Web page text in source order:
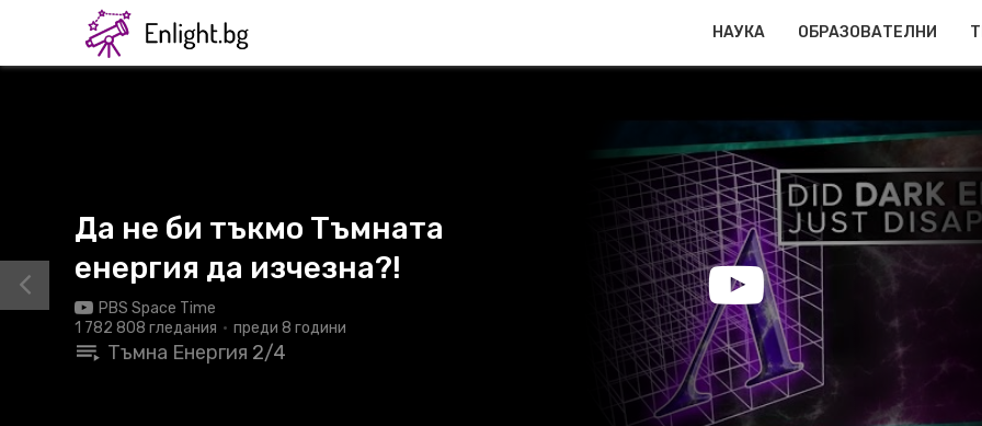
НАУКА ОБРАЗОВАТЕЛНИ
Да не би тъкмо Тъмната
енергия да изчезна?!
PBS Space Time
1 782 808 гледания
преди 8 години
Тъмна Енергия 2/4